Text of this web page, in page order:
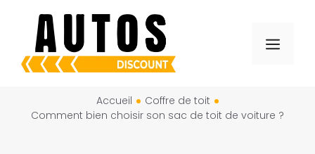
contenu
Menu
Accueil
Coffre de toit
Comment bien choisir son sac de toit de voiture ?